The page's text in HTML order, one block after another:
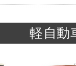
軽自動